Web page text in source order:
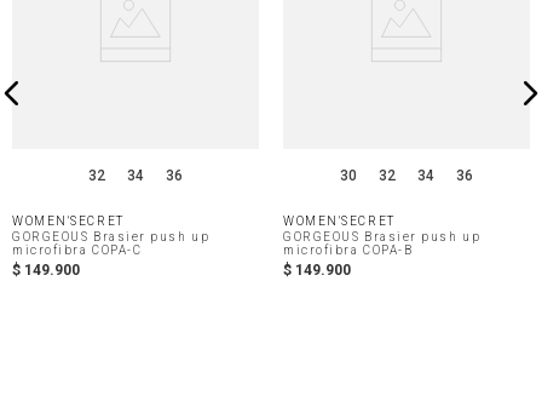
32 34 36
WOMEN'SECRET
GORGEOUS Brasier push up
microfibra COPA-C
$ 149.900
30 32 34 36
WOMEN'SECRET
GORGEOUS Brasier push up
microfibra COPA-B
$ 149.900